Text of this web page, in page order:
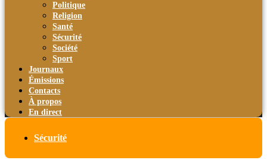
Politique
Religion
Santé
Sécurité
Société
Sport
Journaux
Émissions
Contacts
À propos
En direct
Sécurité